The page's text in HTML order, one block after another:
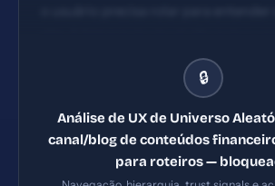
eficiente para conversões. A página
apresenta muitos itens sem fluxo
objetivos de negócio (conversão/lead).
🔒
Análise de UX de Universo
canal/blog de conteúdos
para roteiros —